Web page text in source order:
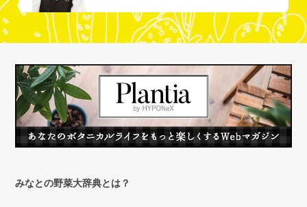
みなとの野菜大辞典とは？